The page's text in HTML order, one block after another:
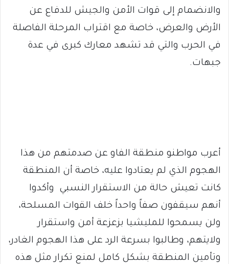
والانضمام إلى قوات الأمن والجيش للدفاع عن
الأرض والعرض، خاصة مع اقتراب المرحلة الفاصلة
في الحرب والتي قد تشهد معارك كبرى في عدة
جبهات.
أعرب مواطنو منطقة الفاو عن صدمتهم من هذا
الهجوم الذي لم يعتادوا عليه، خاصة أن المنطقة
كانت تعيش حالة من الاستقرار النسبي وأكدوا
أنهم سيقفون صفاً واحداً خلف القوات المسلحة،
ولن يسمحوا للمليشيا بزعزعة أمن واستقرار
ولايتهم، وطالبوا بسرعة الرد على هذا الهجوم الغادر،
وتأمين المنطقة بشكل كامل لمنع تكرار مثل هذه